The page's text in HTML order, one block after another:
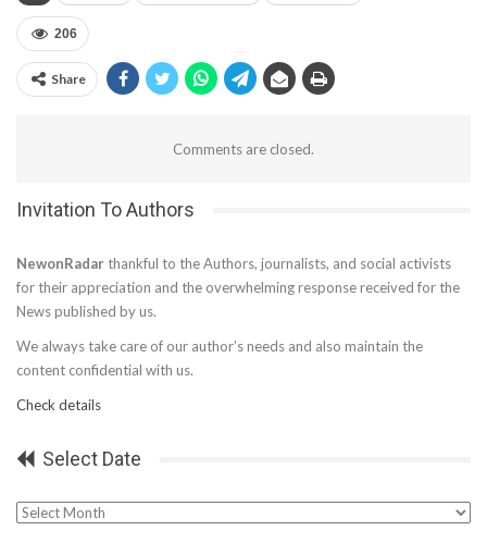
206
Share
Comments are closed.
Invitation To Authors
NewonRadar thankful to the Authors, journalists, and social activists
for their appreciation and the overwhelming response received for the
News published by us.
We always take care of our author’s needs and also maintain the
content confidential with us.
Check details
Select Date
Select